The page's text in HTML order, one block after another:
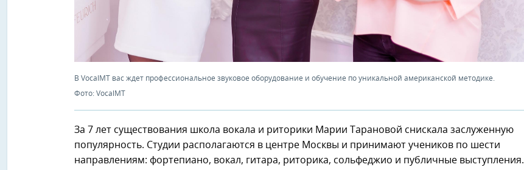
В VocalMT вас ждет профессиональное звуковое оборудование и обучение по уникальной американской методике.
Фото: VocalMT
За 7 лет существования школа вокала и риторики Марии Тарановой снискала заслуженную
популярность. Студии располагаются в центре Москвы и принимают учеников по шести
направлениям: фортепиано, вокал, гитара, риторика, сольфеджио и публичные выступления.